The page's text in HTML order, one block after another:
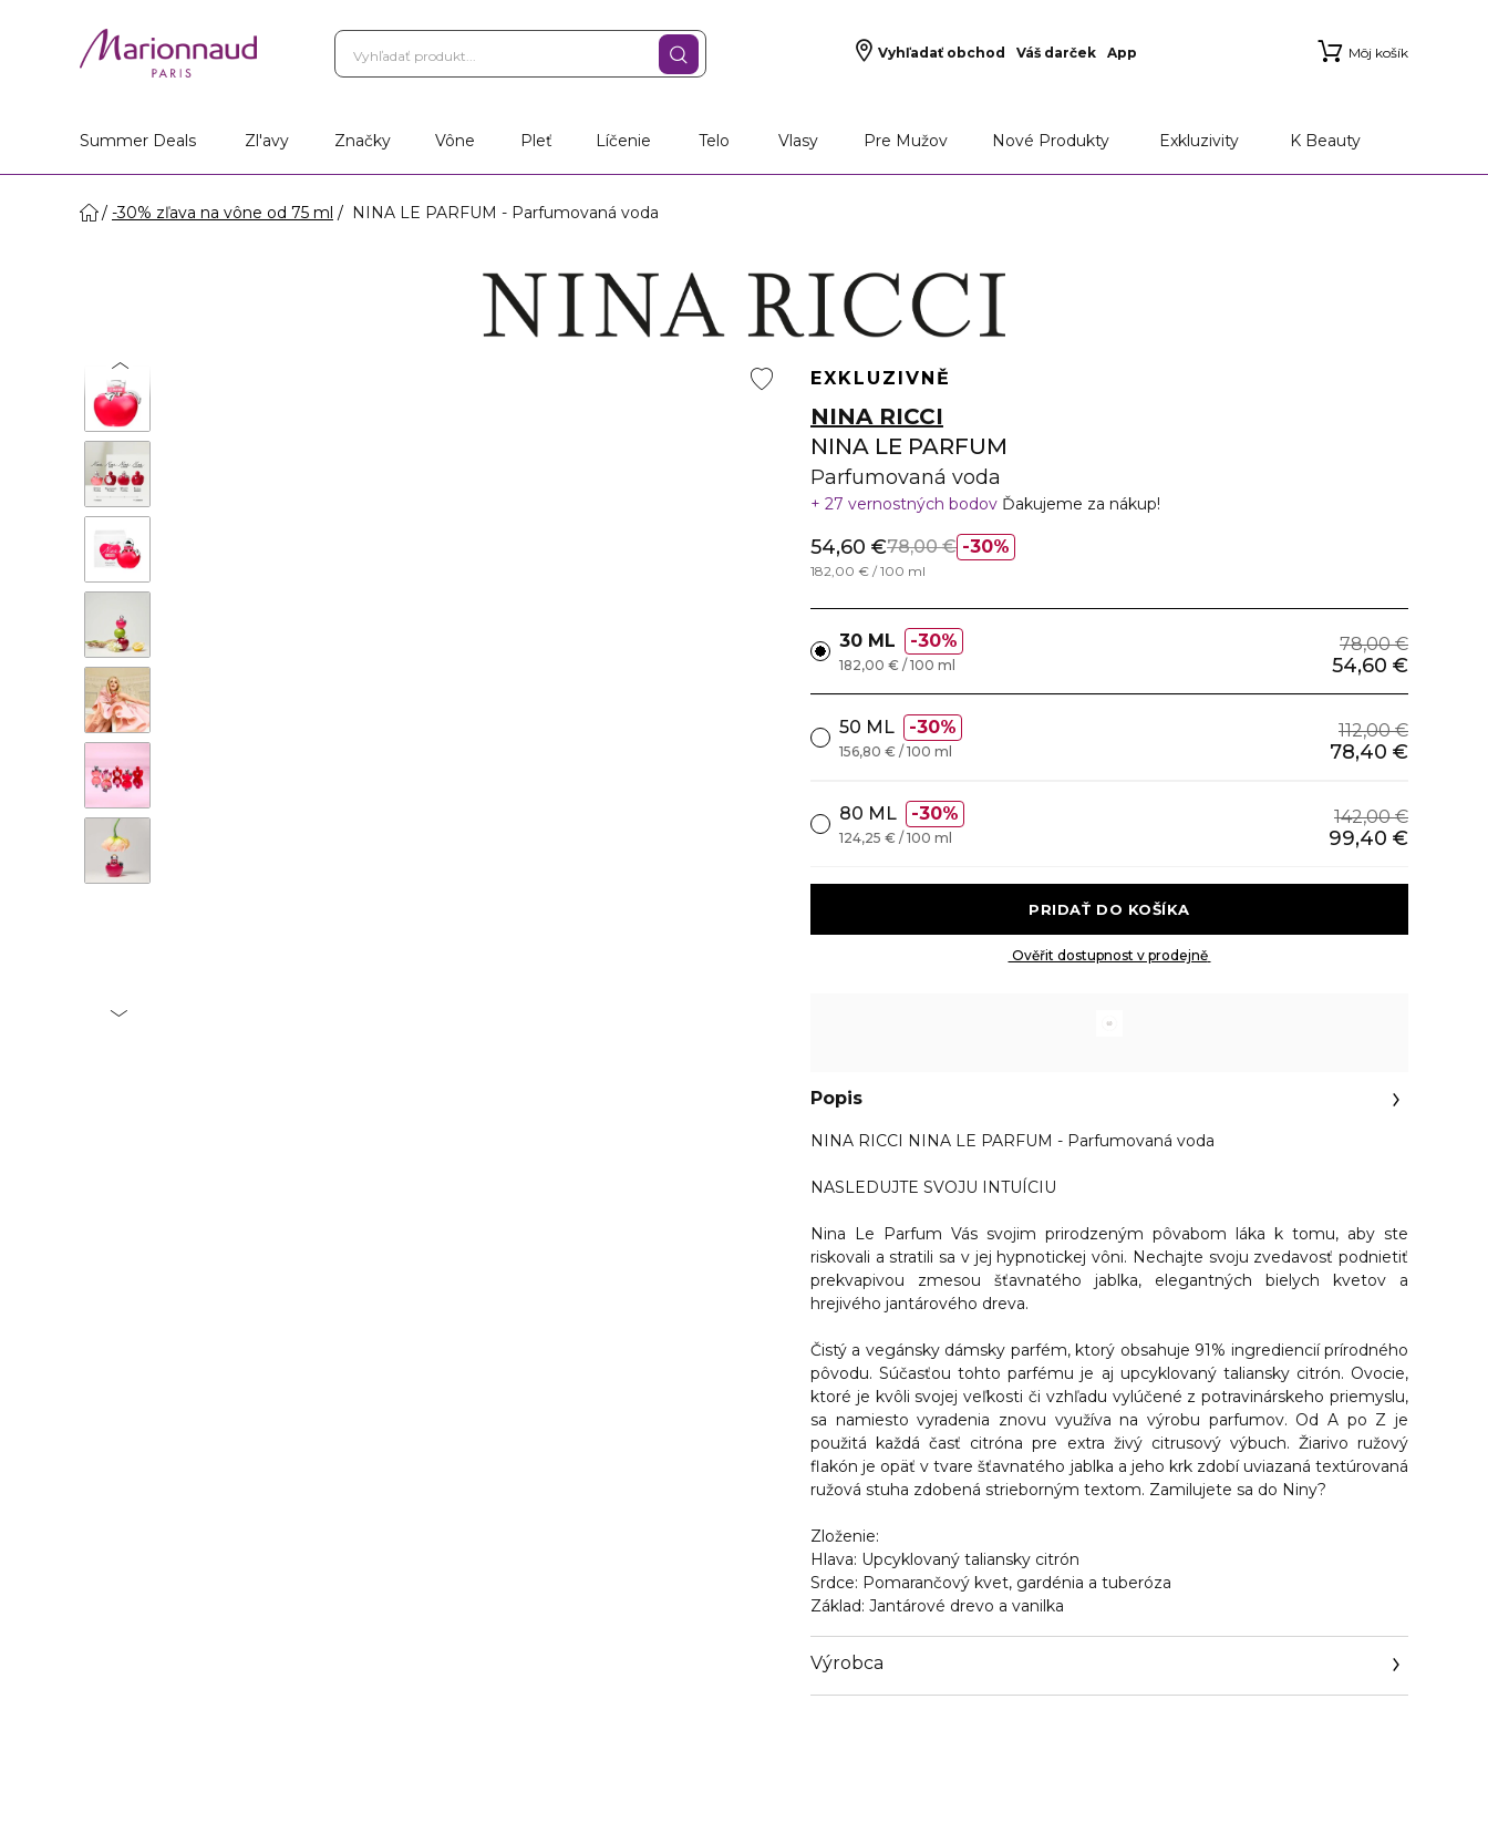
Vyhľadať obchod Váš darček App Môj košík
Summer Deals Zl'avy Značky Vône Pleť Líčenie Telo Vlasy Pre Mužov Nové Produkty Exkluzivity K Beauty
-30% zľava na vône od 75 ml NINA LE PARFUM - Parfumovaná voda
EXKLUZIVNĚ
NINA RICCI
NINA LE PARFUM
Parfumovaná voda
27 vernostných bodov Ďakujeme za nákup!
30%
54,60 €78,00 €
182,00 € / 100 ml
30 ML 30% 78,00 €
54,60 €
182,00 € / 100 ml
50 ML 30% 112,00 €
78,40 €
156,80 € / 100 ml
80 ML 30% 142,00 €
99,40 €
124,25 € / 100 ml
Ověřit dostupnost v prodejně
Popis
NINA RICCI NINA LE PARFUM - Parfumovaná voda
NASLEDUJTE SVOJU INTUÍCIU
Nina Le Parfum Vás svojim prirodzeným pôvabom láka k tomu, aby ste
riskovali a stratili sa v jej hypnotickej vôni. Nechajte svoju zvedavosť podnietiť
prekvapivou zmesou šťavnatého jablka, elegantných bielych kvetov a
hrejivého jantárového dreva.
Čistý a vegánsky dámsky parfém, ktorý obsahuje 91% ingrediencií prírodného
pôvodu. Súčasťou tohto parfému je aj upcyklovaný taliansky citrón. Ovocie,
ktoré je kvôli svojej veľkosti či vzhľadu vylúčené z potravinárskeho priemyslu,
sa namiesto vyradenia znovu využíva na výrobu parfumov. Od A po Z je
použitá každá časť citróna pre extra živý citrusový výbuch. Žiarivo ružový
flakón je opäť v tvare šťavnatého jablka a jeho krk zdobí uviazaná textúrovaná
ružová stuha zdobená strieborným textom. Zamilujete sa do Niny?
Zloženie:
Hlava: Upcyklovaný taliansky citrón
Srdce: Pomarančový kvet, gardénia a tuberóza
Základ: Jantárové drevo a vanilka
Výrobca